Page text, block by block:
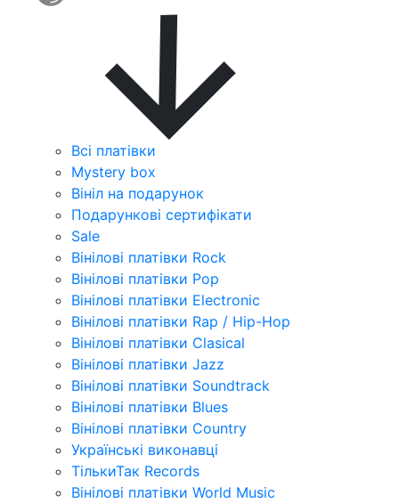
Всі платівки
Mystery box
Вініл на подарунок
Подарункові сертифікати
Sale
Вінілові платівки Rock
Вінілові платівки Pop
Вінілові платівки Electronic
Вінілові платівки Rap / Hip-Hop
Вінілові платівки Clasical
Вінілові платівки Jazz
Вінілові платівки Soundtrack
Вінілові платівки Blues
Вінілові платівки Country
Українські виконавці
ТількиТак Records
Вінілові платівки World Music